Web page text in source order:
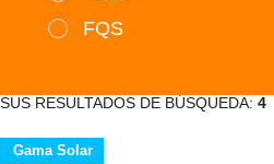
FQS
SUS RESULTADOS DE BÚSQUEDA: 4
Gama Solar